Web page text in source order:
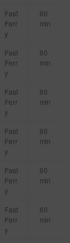
Fast
Ferr
y
60
min
Fast
Ferr
y
60
min
Fast
Ferr
y
60
min
Fast
Ferr
y
60
min
Fast
Ferr
y
60
min
Fast
Ferr
y
60
min